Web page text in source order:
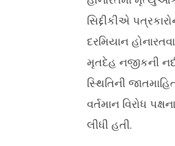
NOW
કેરળના વાયનાડમાં
મૃત્યુઆંક વધીને 5 ઉપર
July
9,
2026
સિદ્દીકીએ
દરમિયાન
મૃતદેહ નજીકની
સ્થિતિની
વર્તમાન વિરોધ
લીધી હતી.